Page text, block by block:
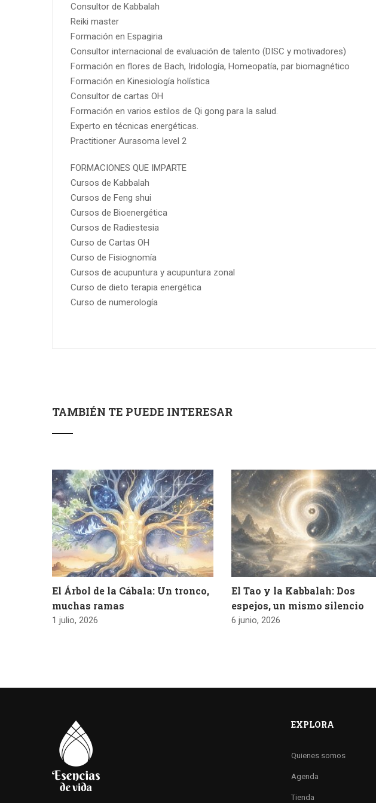
Consultor de Kabbalah
Reiki master
Formación en Espagiria
Consultor internacional de evaluación de talento (DISC y motivadores)
Formación en flores de Bach, Iridología, Homeopatía, par biomagnético
Formación en Kinesiología holística
Consultor de cartas OH
Formación en varios estilos de Qi gong para la salud.
Experto en técnicas energéticas.
Practitioner Aurasoma level 2
FORMACIONES QUE IMPARTE
Cursos de Kabbalah
Cursos de Feng shui
Cursos de Bioenergética
Cursos de Radiestesia
Curso de Cartas OH
Curso de Fisiognomía
Cursos de acupuntura y acupuntura zonal
Curso de dieto terapia energética
Curso de numerología
TAMBIÉN TE PUEDE INTERESAR
El Árbol de la Cábala: Un tronco,
muchas ramas
1 julio, 2026
El Tao y la Kabbalah: Dos
espejos, un mismo silencio
6 junio, 2026
EXPLORA
Quienes somos
Agenda
Tienda